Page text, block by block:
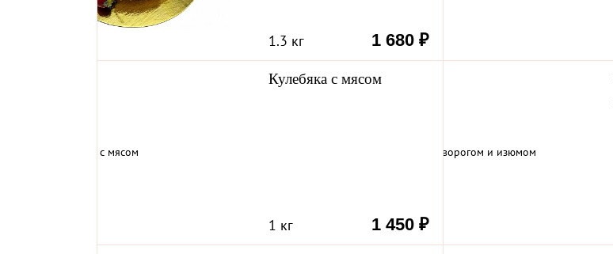
Хлеб
1.3 кг 1 680 ₽
Кулебяка с мясом
1 кг 1 450 ₽